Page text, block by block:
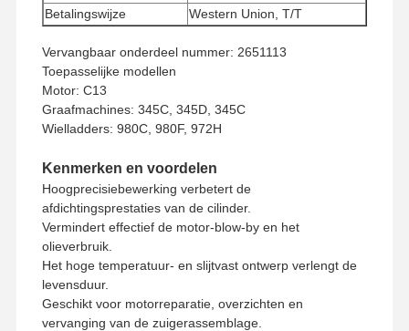
Betalingswijze
Western Union, T/T
Vervangbaar onderdeel nummer: 2651113
Toepasselijke modellen
Motor: C13
Graafmachines: 345C, 345D, 345C
Wielladders: 980C, 980F, 972H
Kenmerken en voordelen
Hoogprecisiebewerking verbetert de
afdichtingsprestaties van de cilinder.
Vermindert effectief de motor-blow-by en het
olieverbruik.
Het hoge temperatuur- en slijtvast ontwerp verlengt de
levensduur.
Geschikt voor motorreparatie, overzichten en
vervanging van de zuigerassemblage.